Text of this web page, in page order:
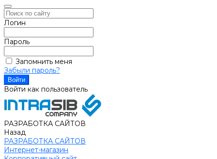
Логин
Пароль
Запомнить меня
Забыли пароль?
Войти как пользователь
РАЗРАБОТКА САЙТОВ
Назад
РАЗРАБОТКА САЙТОВ
Интернет-магазин